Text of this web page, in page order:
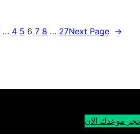
… 4 5 6 7 8 … 27Next Page →
موعدك الان